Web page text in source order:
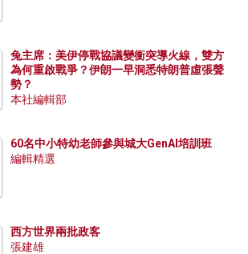
兔主席：美伊停戰協議變衝突導火線，雙方
為何重啟戰爭？伊朗一早洞悉特朗普虛張聲
勢？
本社編輯部
60名中小特幼老師參與城大GenAI培訓班
編輯精選
西方世界兩批政客
張建雄